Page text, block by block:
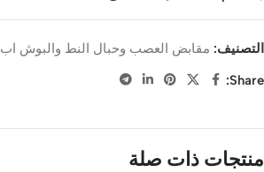
التصنيف: مقابض العصب وحبال النط والبوش اب
Share:
منتجات ذات صلة